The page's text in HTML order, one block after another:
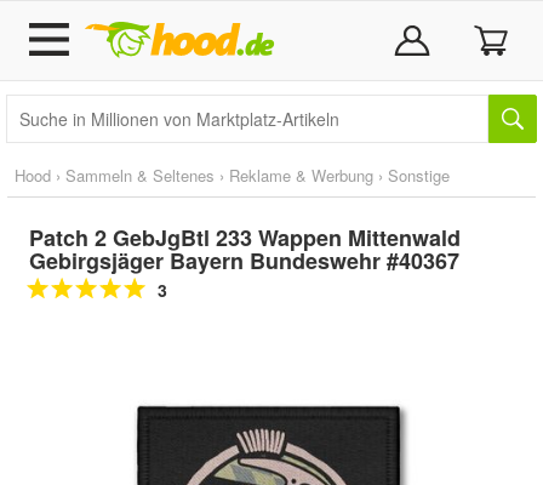
Hood › Sammeln & Seltenes › Reklame & Werbung › Sonstige
Patch 2 GebJgBtl 233 Wappen Mittenwald
Gebirgsjäger Bayern Bundeswehr #40367
3